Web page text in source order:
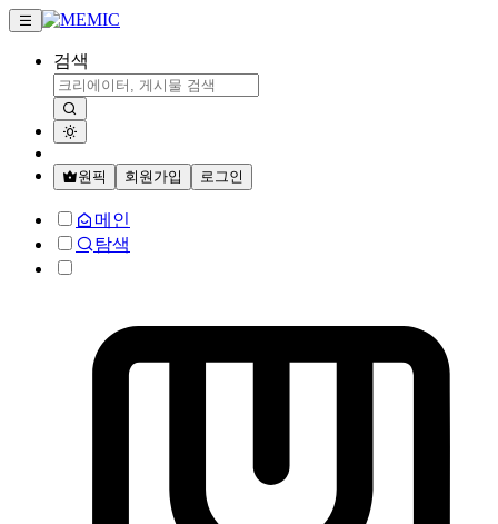
검색
원픽 회원가입 로그인
메인
탐색